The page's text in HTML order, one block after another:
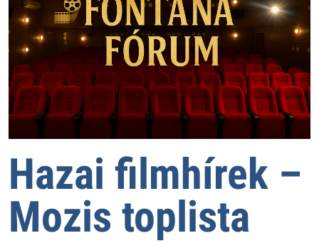
Hazai filmhírek –
Mozis toplista